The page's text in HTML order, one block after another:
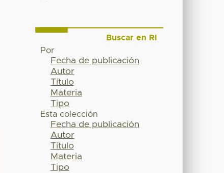
Buscar en RI
Por
Fecha de publicación
Autor
Título
Materia
Tipo
Esta colección
Fecha de publicación
Autor
Título
Materia
Tipo